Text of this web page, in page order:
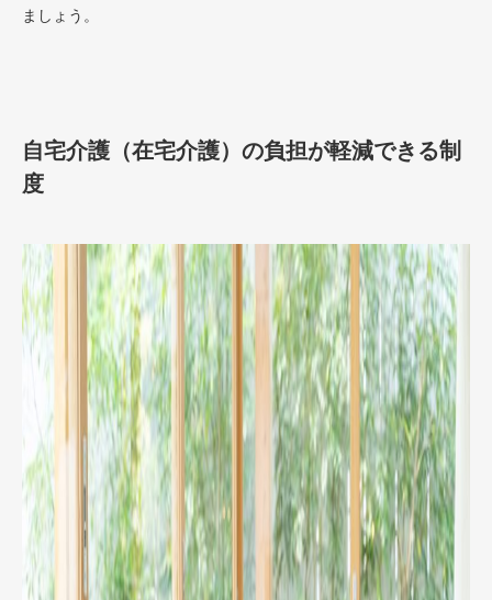
ましょう。
自宅介護（在宅介護）の負担が軽減できる制
度